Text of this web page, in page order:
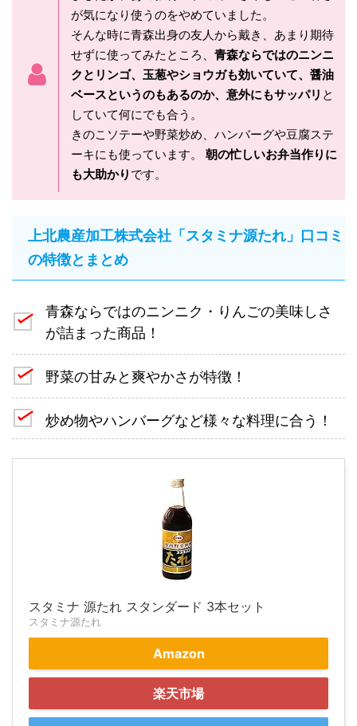
が気になり使うのをやめていました。
そんな時に青森出身の友人から戴き、あまり期待
せずに使ってみたところ、 青森ならではのニンニ
クとリンゴ、玉葱やショウガも効いていて、醤油
ベースというのもあるのか、意外にもサッパリ と
していて何にでも合う。
きのこソテーや野菜炒め、ハンバーグや豆腐ステ
ーキにも使っています。 朝の忙しいお弁当作りに
も大助かり です。
上北農産加工株式会社「スタミナ源たれ」口コミ
の特徴とまとめ
青森ならではのニンニク・りんごの美味しさ
が詰まった商品！
野菜の甘みと爽やかさが特徴！
炒め物やハンバーグなど様々な料理に合う！
スタミナ 源たれ スタンダード 3本セット
スタミナ源たれ
Amazon
楽天市場